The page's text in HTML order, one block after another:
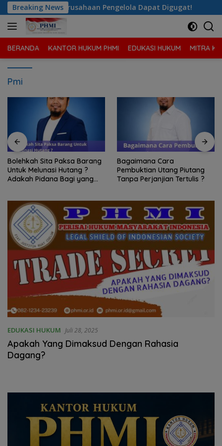
Langsung
ke
konten
Breaking News
Dapat Digugat! Bolehkah Sita Paksa Barang Untuk
BERANDA KANTOR HUKUM PHMI EDUKASI HUKUM MITRA
Pmi
Bolehkah Sita Paksa Barang
Untuk Melunasi Hutang ?
Adakah Pidana Bagi yang
Bagaimana Cara
Pembuktian Utang Piutang
Tanpa Perjanjian Tertulis ?
EDUKASI HUKUM Juli 28, 2025
Apakah Yang Dimaksud Dengan Rahasia
Dagang?